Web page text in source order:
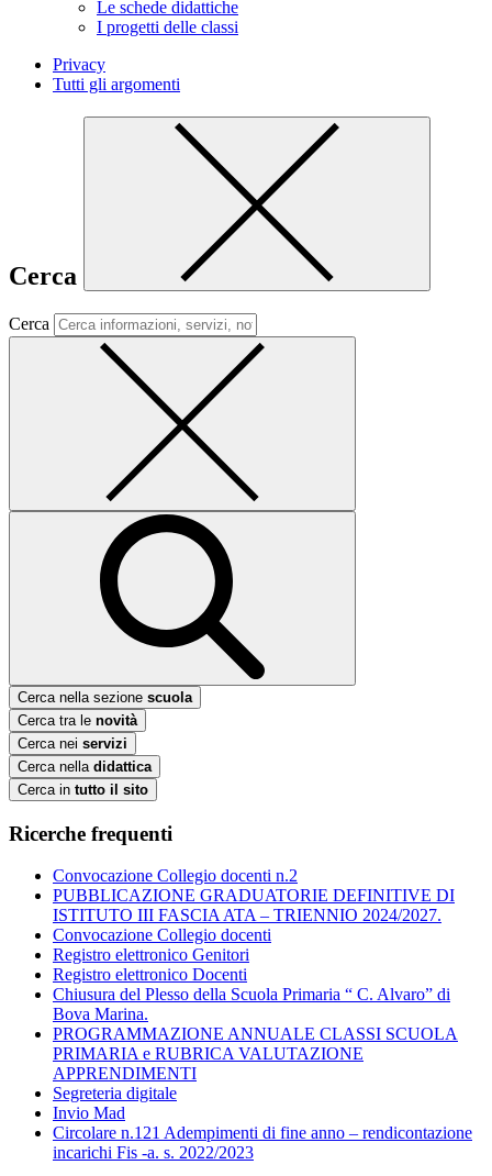
Le schede didattiche
I progetti delle classi
Privacy
Tutti gli argomenti
Cerca
Cerca
Cerca nella sezione scuola
Cerca tra le novità
Cerca nei servizi
Cerca nella didattica
Cerca in tutto il sito
Ricerche frequenti
Convocazione Collegio docenti n.2
PUBBLICAZIONE GRADUATORIE DEFINITIVE DI
ISTITUTO III FASCIA ATA – TRIENNIO 2024/2027.
Convocazione Collegio docenti
Registro elettronico Genitori
Registro elettronico Docenti
Chiusura del Plesso della Scuola Primaria “ C. Alvaro” di
Bova Marina.
PROGRAMMAZIONE ANNUALE CLASSI SCUOLA
PRIMARIA e RUBRICA VALUTAZIONE
APPRENDIMENTI
Segreteria digitale
Invio Mad
Circolare n.121 Adempimenti di fine anno – rendicontazione
incarichi Fis -a. s. 2022/2023